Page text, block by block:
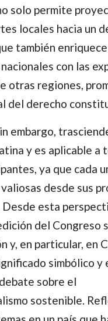
solo permite
locales hacia un
también
con las
otras regiones,
del derecho
embargo,
y es aplicable a
ya que cada
desde sus
esta
del Congreso
y, en particular, en
simbólico
sobre el
sostenible.